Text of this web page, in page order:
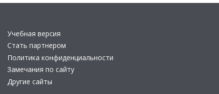
Учебная версия
Стать партнером
Политика конфиденциальности
Замечания по сайту
Другие сайты